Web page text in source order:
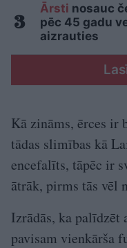
Ārsti nosauc
pēc 45 gadu
aizrauties
Kā zināms, ērces ir
tādas slimības kā
encefalīts, tāpēc ir
ātrāk, pirms tās vēl
Izrādās, ka palīdzēt
pavisam vienkārša